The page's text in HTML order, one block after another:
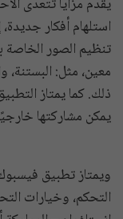
يقدم مزايا تتعدى
استلهام أفكار
تنظيم الصور
معين، مثل: البستنة،
ذلك. كما يمتاز
يمكن مشاركتها
ويمتاز تطبيق
التحكم، وخيارات